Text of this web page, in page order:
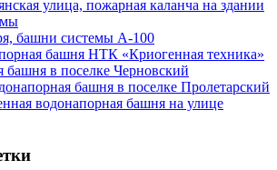
улица, пожарная каланча на здании
башни системы А-100
башня НТК «Криогенная техника»
башня в поселке Черновский
башня в поселке Пролетарский
водонапорная башня на улице